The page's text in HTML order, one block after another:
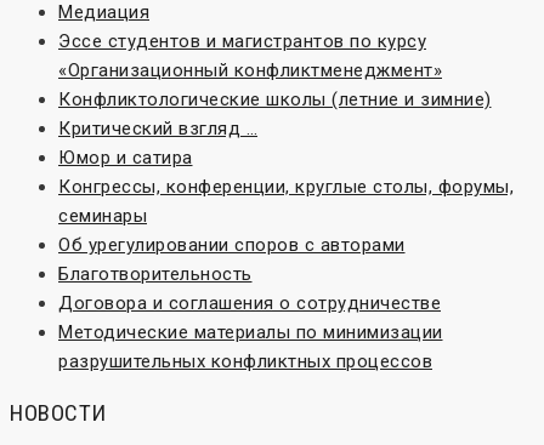
Медиация
Эссе студентов и магистрантов по курсу
«Организационный конфликтменеджмент»
Конфликтологические школы (летние и зимние)
Критический взгляд …
Юмор и сатира
Конгрессы, конференции, круглые столы, форумы,
семинары
Об урегулировании споров с авторами
Благотворительность
Договора и соглашения о сотрудничестве
Методические материалы по минимизации
разрушительных конфликтных процессов
НОВОСТИ